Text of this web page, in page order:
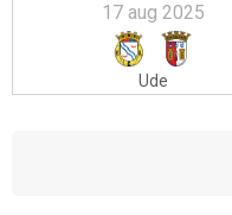
17 aug 2025
Ude